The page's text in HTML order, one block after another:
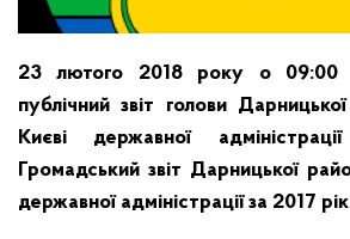
23 лютого 2018 року о 09:00
публічний звіт голови
Києві державної
Громадський звіт Дарницької
державної адміністрації за 2017